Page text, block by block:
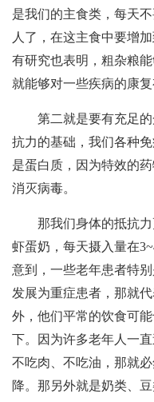
是我们的主食类，每天
人了，在这主食中要增
有研究也表明，粗杂粮
就能够对一些疾病的康复
第二就是要有充足
抗力的基础，我们各种
是蛋白质，因为特效的
消灭病毒。
那我们身体的抵抗
虾蛋奶，每天摄入量在
意到，一些老年患者特
发展为重症患者，那就
外，他们平常的饮食可
下。因为许多老年人一
不吃肉、不吃油，那就
降。那另外就是奶类、